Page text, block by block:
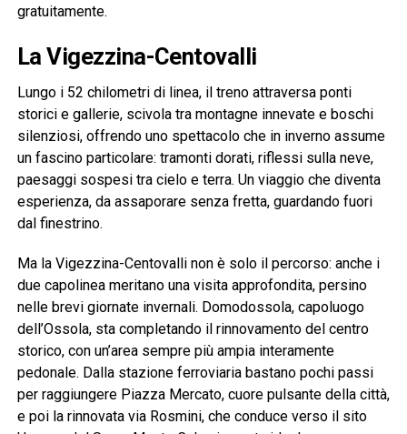
gratuitamente.
La Vigezzina-Centovalli
Lungo i 52 chilometri di linea, il treno attraversa ponti
storici e gallerie, scivola tra montagne innevate e boschi
silenziosi, offrendo uno spettacolo che in inverno assume
un fascino particolare: tramonti dorati, riflessi sulla neve,
paesaggi sospesi tra cielo e terra. Un viaggio che diventa
esperienza, da assaporare senza fretta, guardando fuori
dal finestrino.
Ma la Vigezzina-Centovalli non è solo il percorso: anche i
due capolinea meritano una visita approfondita, persino
nelle brevi giornate invernali. Domodossola, capoluogo
dell’Ossola, sta completando il rinnovamento del centro
storico, con un’area sempre più ampia interamente
pedonale. Dalla stazione ferroviaria bastano pochi passi
per raggiungere Piazza Mercato, cuore pulsante della città,
e poi la rinnovata via Rosmini, che conduce verso il sito